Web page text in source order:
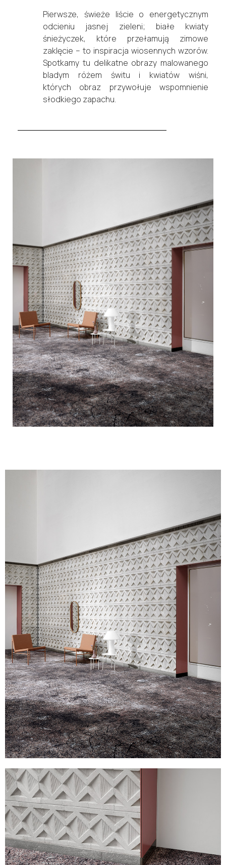
Pierwsze, świeże liście o energetycznym
odcieniu jasnej zieleni; białe kwiaty
śnieżyczek, które przełamują zimowe
zaklęcie – to inspiracja wiosennych wzorów.
Spotkamy tu delikatne obrazy malowanego
bladym różem świtu i kwiatów wiśni,
których obraz przywołuje wspomnienie
słodkiego zapachu.